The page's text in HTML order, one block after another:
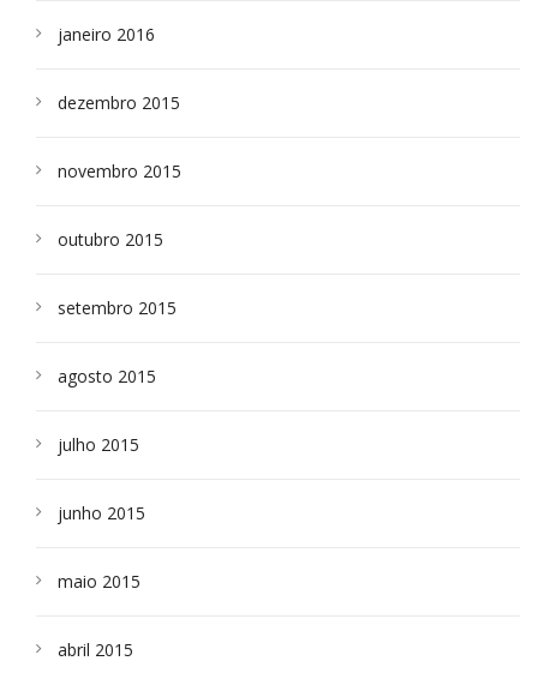
janeiro 2016
dezembro 2015
novembro 2015
outubro 2015
setembro 2015
agosto 2015
julho 2015
junho 2015
maio 2015
abril 2015